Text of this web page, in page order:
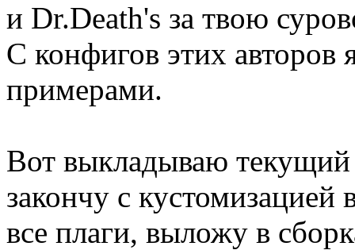
и Dr.Death's за твою
С конфигов этих
примерами.
Вот выкладываю текущий
закончу с
все плаги, выложу в